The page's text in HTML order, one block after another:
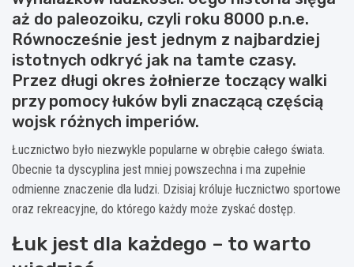
aż do paleozoiku, czyli roku 8000 p.n.e.
Równocześnie jest jednym z najbardziej
istotnych odkryć jak na tamte czasy.
Przez długi okres żołnierze toczący walki
przy pomocy łuków byli znaczącą częścią
wojsk różnych imperiów.
Łucznictwo było niezwykle popularne w obrębie całego świata.
Obecnie ta dyscyplina jest mniej powszechna i ma zupełnie
odmienne znaczenie dla ludzi. Dzisiaj króluje łucznictwo sportowe
oraz rekreacyjne, do którego każdy może zyskać dostęp.
Łuk jest dla każdego – to warto